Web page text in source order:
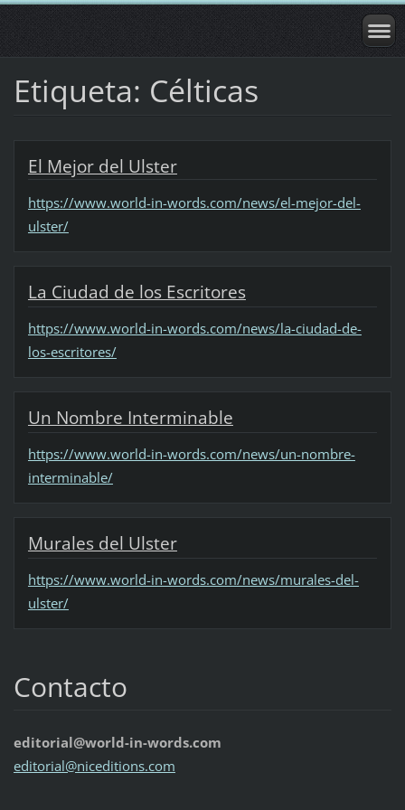
Etiqueta: Célticas
El Mejor del Ulster
https://www.world-in-words.com/news/el-mejor-del-
ulster/
La Ciudad de los Escritores
https://www.world-in-words.com/news/la-ciudad-de-
los-escritores/
Un Nombre Interminable
https://www.world-in-words.com/news/un-nombre-
interminable/
Murales del Ulster
https://www.world-in-words.com/news/murales-del-
ulster/
Contacto
editorial@world-in-words.com
editorial@niceditions.com